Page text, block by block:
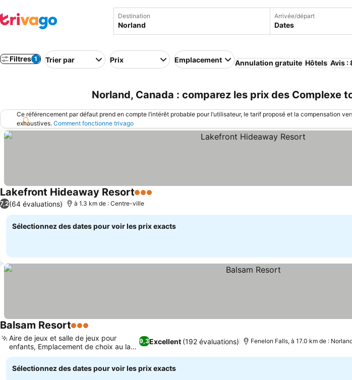
Destination Arrivée/départ
Dates
Filtres 1 Trier par Prix Emplacement Annulation gratuite Hôtels Avis :
Norland, Canada : comparez les prix des Complexe
Ce référencement par défaut prend en compte l’intérêt probable pour l’utilisateur, le tarif proposé et la compensation
exhaustives. Comment fonctionne trivago
Lakefront Hideaway Resort3 Étoiles
7,2(64 évaluations) à 1.3 km de : Centre-ville
Sélectionnez des dates pour voir les prix exacts
Balsam Resort3 Étoiles
9,3Excellent (192 évaluations)
Aire de jeux et salle de jeux pour
enfants, Emplacement de choix au lac
Balsam
Fenelon Falls, à 17.0 km de :
Sélectionnez des dates pour voir les prix exacts